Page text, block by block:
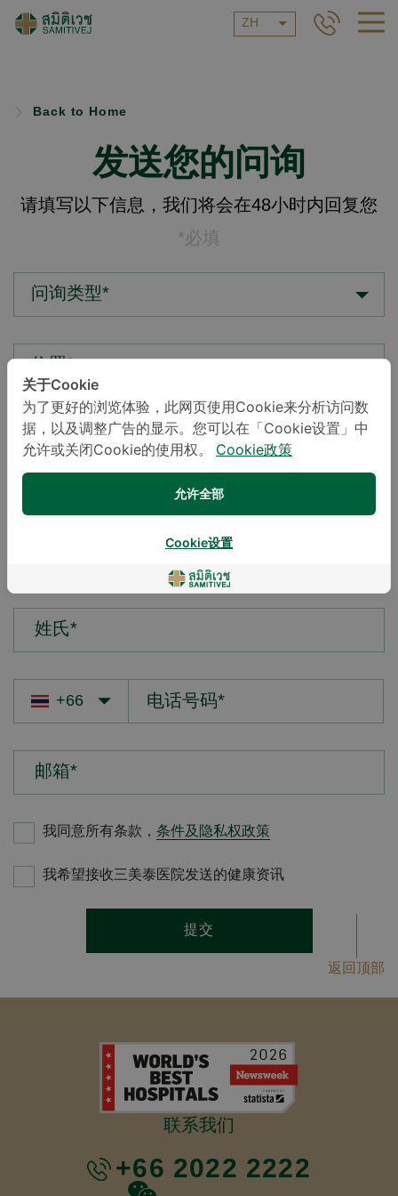
ZH
Back to Home
发送您的问询
请填写以下信息，我们将会在48小时内回复您
*必填
问询类型*
您的疑问*
姓氏*
邮箱*
我同意所有条款， 条件及隐私权政策
我希望接收三美泰医院发送的健康资讯
提交
返回顶部
联系我们
+66 2022 2222
关于Cookie
为了更好的浏览体验，此网页使用Cookie来分析访问数
据，以及调整广告的显示。您可以在「Cookie设置」中
允许或关闭Cookie的使用权。
Cookie政策
允许全部
Cookie设置